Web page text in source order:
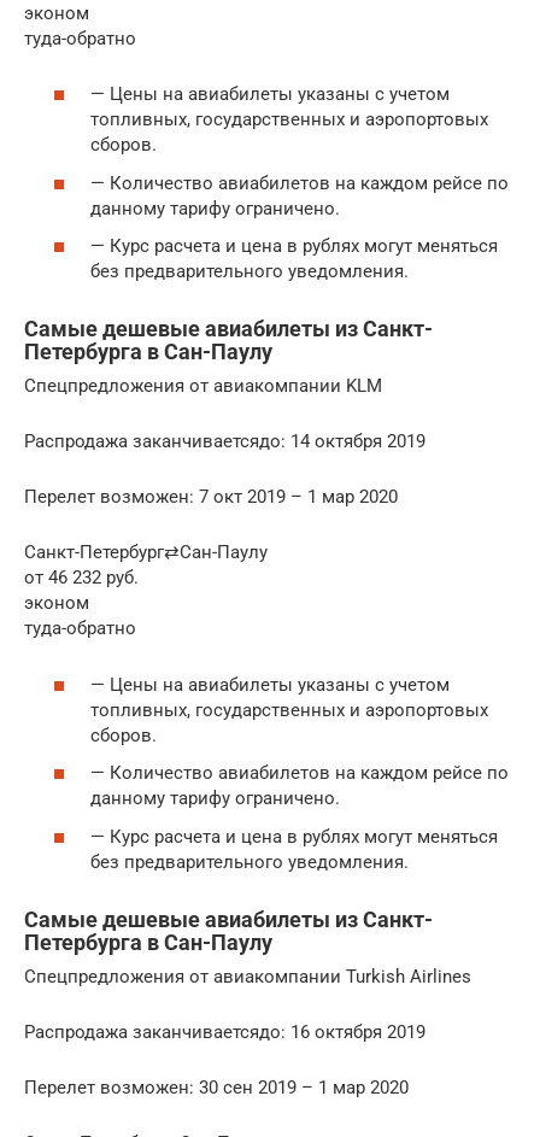
эконом
туда-обратно
— Цены на авиабилеты указаны с учетом
топливных, государственных и аэропортовых
сборов.
— Количество авиабилетов на каждом рейсе по
данному тарифу ограничено.
— Курс расчета и цена в рублях могут меняться
без предварительного уведомления.
Самые дешевые авиабилеты из Санкт-
Петербурга в Сан-Паулу
Спецпредложения от авиакомпании KLM
Распродажа заканчиваетсядо: 14 октября 2019
Перелет возможен: 7 окт 2019 – 1 мар 2020
Санкт-Петербург⇄Сан-Паулу
от 46 232 руб.
эконом
туда-обратно
— Цены на авиабилеты указаны с учетом
топливных, государственных и аэропортовых
сборов.
— Количество авиабилетов на каждом рейсе по
данному тарифу ограничено.
— Курс расчета и цена в рублях могут меняться
без предварительного уведомления.
Самые дешевые авиабилеты из Санкт-
Петербурга в Сан-Паулу
Спецпредложения от авиакомпании Turkish Airlines
Распродажа заканчиваетсядо: 16 октября 2019
Перелет возможен: 30 сен 2019 – 1 мар 2020